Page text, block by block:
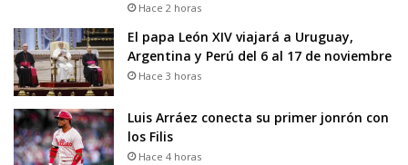
Hace 2 horas
El papa León XIV viajará a Uruguay,
Argentina y Perú del 6 al 17 de noviembre
Hace 3 horas
Luis Arráez conecta su primer jonrón con
los Filis
Hace 4 horas